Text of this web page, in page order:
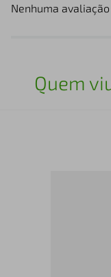
Nenhuma avaliação
Quem